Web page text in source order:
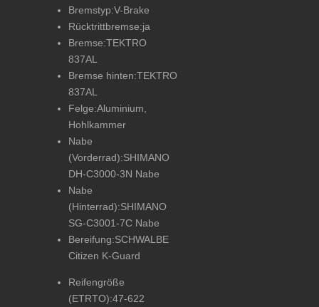
Bremstyp:V-Brake
Rücktrittbremse:ja
Bremse:TEKTRO
837AL
Bremse hinten:TEKTRO
837AL
Felge:Aluminium,
Hohlkammer
Nabe
(Vorderrad):SHIMANO
DH-C3000-3N Nabe
Nabe
(Hinterrad):SHIMANO
SG-C3001-7C Nabe
Bereifung:SCHWALBE
Citizen K-Guard
Reifengröße
(ETRTO):47-622